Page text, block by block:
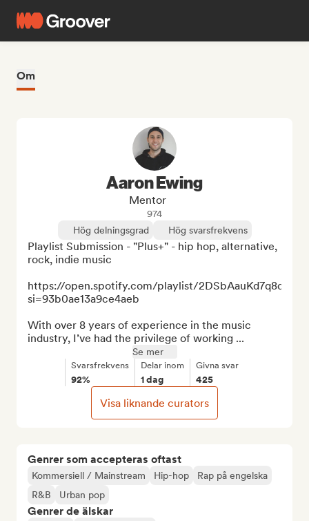
Om
Genrer som accepteras oftast
Kommersiell / Mainstream Hip-hop
Rap på engelska
R&B
Urban pop
Genrer de älskar
Aaron Ewing
Mentor
974
Hög delningsgrad
Hög svarsfrekvens
Playlist Submission - "Plus+" - hip hop, alternative,
rock, indie music
https://open.spotify.com/playlist/
si=93b0ae13a9ce4aeb
With over 8 years of experience in the music
industry, I’ve had the privilege of working ...
Se mer
Svarsfrekvens
92%
Delar inom
1 dag
Givna svar
425
Visa liknande curators